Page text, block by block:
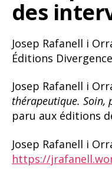
des
Josep Rafanell i
Éditions
Josep Rafanell i
thérapeutique.
paru aux éditions
Josep Rafanell i
https://